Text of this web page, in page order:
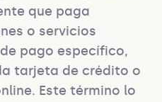
que paga
o servicios
pago específico,
tarjeta de crédito o
Este término lo